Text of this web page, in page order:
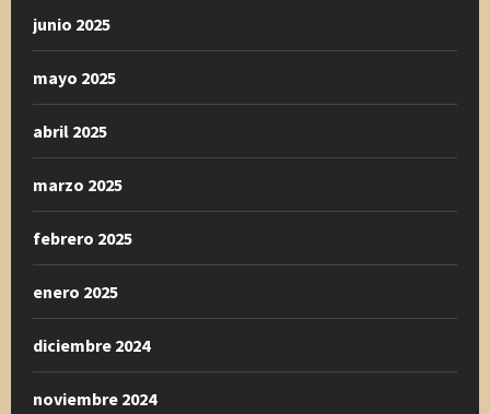
junio 2025
mayo 2025
abril 2025
marzo 2025
febrero 2025
enero 2025
diciembre 2024
noviembre 2024